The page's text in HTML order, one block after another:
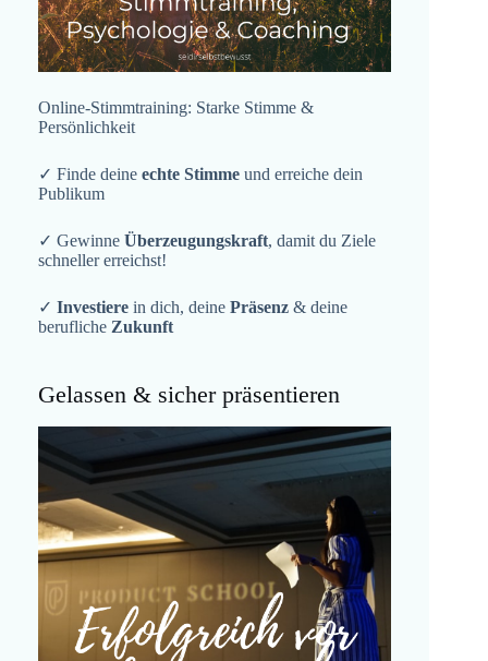
Online-Stimmtraining: Starke Stimme &
Persönlichkeit
✓ Finde deine echte Stimme und erreiche dein
Publikum
✓ Gewinne Überzeugungskraft, damit du Ziele
schneller erreichst!
✓ Investiere in dich, deine Präsenz & deine
berufliche Zukunft
Gelassen & sicher präsentieren